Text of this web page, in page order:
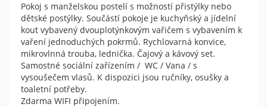
Pokoj s manželskou postelí s možností přistýlky nebo
dětské postýlky. Součástí pokoje je kuchyňský a jídelní
kout vybavený dvouplotýnkovým vařičem s vybavením k
vaření jednoduchých pokrmů. Rychlovarná konvice,
mikrovlnná trouba, lednička. Čajový a kávový set.
Samostné sociální zařízením / WC / Vana / s
vysoušečem vlasů. K dispozici jsou ručníky, osušky a
toaletní potřeby.
Zdarma WIFI připojením.